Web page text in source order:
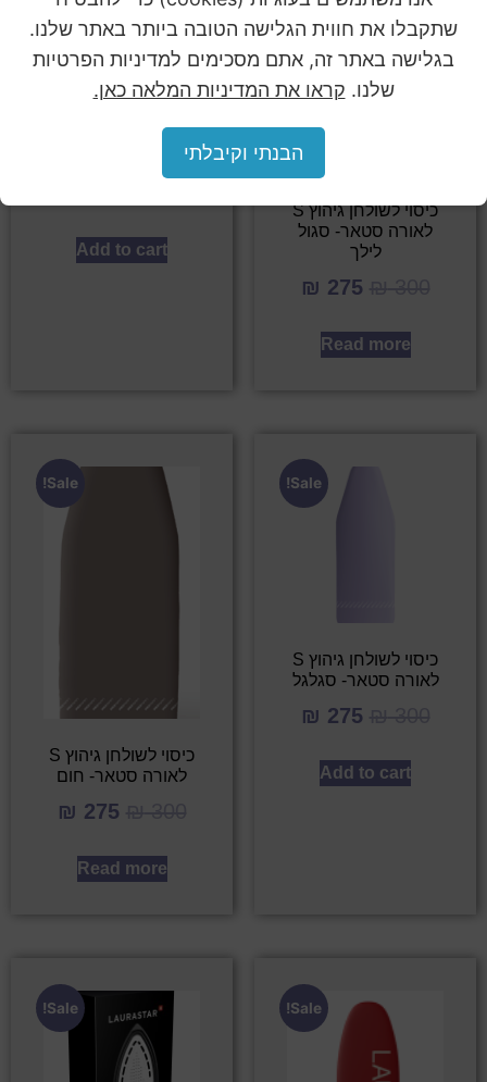
Sale!
כיסוי לשולחן גיהוץ S
לאורה סטאר- סגול
לילך
₪ 275
Read more
Sale!
פילטר סמארט – 3 יח'
Add to cart
Sale!
כיסוי לשולחן גיהוץ S
לאורה סטאר- סגלגל
₪ 275
Add to cart
Sale!
כיסוי לשולחן גיהוץ S
לאורה סטאר- חום
₪ 275
Read more
Sale!
Sale!
שתקבלו את חווית הגלישה הטובה ביותר באתר שלנו.
בגלישה באתר זה, אתם מסכימים למדיניות הפרטיות
שלנו. קראו את המדיניות המלאה כאן.
הבנתי וקיבלתי